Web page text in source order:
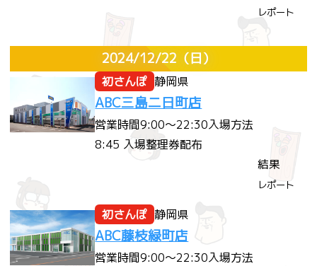
レポート
2024/12/22 （日）
初さんぽ 静岡県
ABC三島二日町店
営業時間9:00～22:30入場方法
8:45 入場整理券配布
結果
レポート
初さんぽ 静岡県
ABC藤枝緑町店
営業時間9:00～22:30入場方法